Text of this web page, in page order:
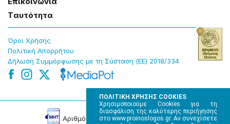
ΠΟΛΙΤΙΚΗ ΧΡΗΣΗΣ COOKIES
Χρησιμοποιούμε Cookies για τη
διασφάλιση της καλύτερης περιήγησης
στο www.proinoslogos.gr. Αν συνεχίσετε
Tαυτότητα
Όροɩ Χρήσης
Πολɩτɩκή Απορρήτου
Δήλωση Συμμόρφωσης με τη Σύσταση (ΕΕ) 2018/334
Αρɩθμός Πɩστοποίησης Μ.Η.Τ. 220242